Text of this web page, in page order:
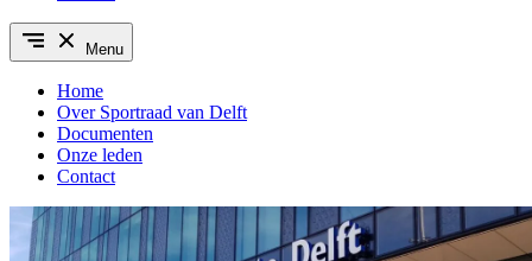
Menu
Home
Over Sportraad van Delft
Documenten
Onze leden
Contact